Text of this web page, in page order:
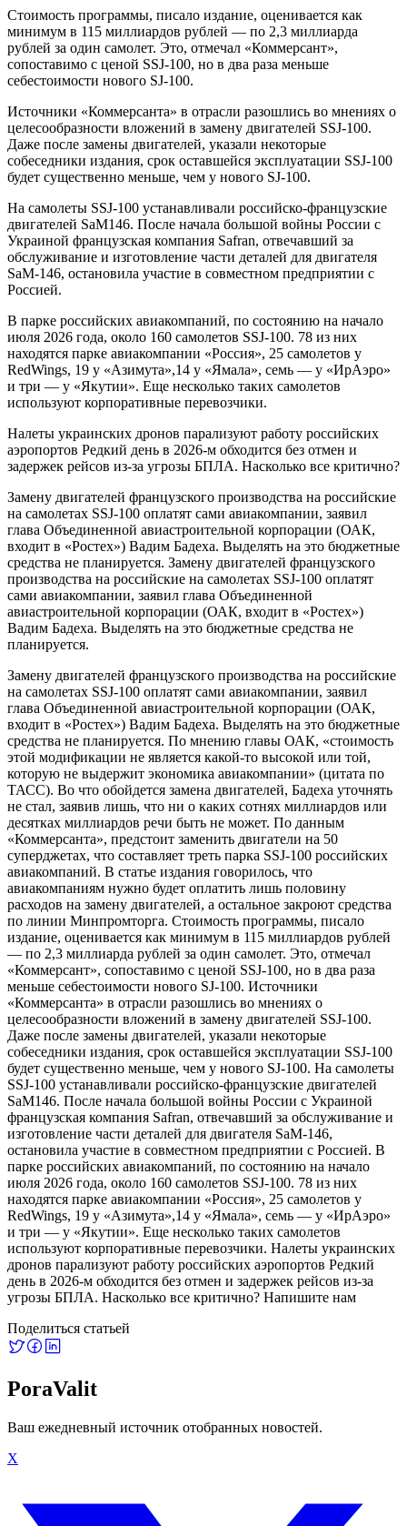
Стоимость программы, писало издание, оценивается как
минимум в 115 миллиардов рублей — по 2,3 миллиарда
рублей за один самолет. Это, отмечал «Коммерсант»,
сопоставимо с ценой SSJ-100, но в два раза меньше
себестоимости нового SJ-100.
Источники «Коммерсанта» в отрасли разошлись во мнениях о
целесообразности вложений в замену двигателей SSJ-100.
Даже после замены двигателей, указали некоторые
собеседники издания, срок оставшейся эксплуатации SSJ-100
будет существенно меньше, чем у нового SJ-100.
На самолеты SSJ-100 устанавливали российско-французские
двигателей SaM146. После начала большой войны России с
Украиной французская компания Safran, отвечавший за
обслуживание и изготовление части деталей для двигателя
SaM-146, остановила участие в совместном предприятии с
Россией.
В парке российских авиакомпаний, по состоянию на начало
июля 2026 года, около 160 самолетов SSJ-100. 78 из них
находятся парке авиакомпании «Россия», 25 самолетов у
RedWings, 19 у «Азимута»,14 у «Ямала», семь — у «ИрАэро»
и три — у «Якутии». Еще несколько таких самолетов
используют корпоративные перевозчики.
Налеты украинских дронов парализуют работу российских
аэропортов Редкий день в 2026-м обходится без отмен и
задержек рейсов из-за угрозы БПЛА. Насколько все критично?
Замену двигателей французского производства на российские
на самолетах SSJ-100 оплатят сами авиакомпании, заявил
глава Объединенной авиастроительной корпорации (ОАК,
входит в «Ростех») Вадим Бадеха. Выделять на это бюджетные
средства не планируется. Замену двигателей французского
производства на российские на самолетах SSJ-100 оплатят
сами авиакомпании, заявил глава Объединенной
авиастроительной корпорации (ОАК, входит в «Ростех»)
Вадим Бадеха. Выделять на это бюджетные средства не
планируется.
Замену двигателей французского производства на российские
на самолетах SSJ-100 оплатят сами авиакомпании, заявил
глава Объединенной авиастроительной корпорации (ОАК,
входит в «Ростех») Вадим Бадеха. Выделять на это бюджетные
средства не планируется. По мнению главы ОАК, «стоимость
этой модификации не является какой-то высокой или той,
которую не выдержит экономика авиакомпании» (цитата по
ТАСС). Во что обойдется замена двигателей, Бадеха уточнять
не стал, заявив лишь, что ни о каких сотнях миллиардов или
десятках миллиардов речи быть не может. По данным
«Коммерсанта», предстоит заменить двигатели на 50
суперджетах, что составляет треть парка SSJ-100 российских
авиакомпаний. В статье издания говорилось, что
авиакомпаниям нужно будет оплатить лишь половину
расходов на замену двигателей, а остальное закроют средства
по линии Минпромторга. Стоимость программы, писало
издание, оценивается как минимум в 115 миллиардов рублей
— по 2,3 миллиарда рублей за один самолет. Это, отмечал
«Коммерсант», сопоставимо с ценой SSJ-100, но в два раза
меньше себестоимости нового SJ-100. Источники
«Коммерсанта» в отрасли разошлись во мнениях о
целесообразности вложений в замену двигателей SSJ-100.
Даже после замены двигателей, указали некоторые
собеседники издания, срок оставшейся эксплуатации SSJ-100
будет существенно меньше, чем у нового SJ-100. На самолеты
SSJ-100 устанавливали российско-французские двигателей
SaM146. После начала большой войны России с Украиной
французская компания Safran, отвечавший за обслуживание и
изготовление части деталей для двигателя SaM-146,
остановила участие в совместном предприятии с Россией. В
парке российских авиакомпаний, по состоянию на начало
июля 2026 года, около 160 самолетов SSJ-100. 78 из них
находятся парке авиакомпании «Россия», 25 самолетов у
RedWings, 19 у «Азимута»,14 у «Ямала», семь — у «ИрАэро»
и три — у «Якутии». Еще несколько таких самолетов
используют корпоративные перевозчики. Налеты украинских
дронов парализуют работу российских аэропортов Редкий
день в 2026-м обходится без отмен и задержек рейсов из-за
угрозы БПЛА. Насколько все критично? Напишите нам
Поделиться статьей
PoraValit
Ваш ежедневный источник отобранных новостей.
X